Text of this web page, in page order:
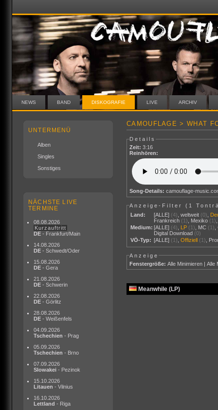
NEWS BAND DISKOGRAFIE LIVE ARCHIV
UNTERMENÜ
Alben
Singles
Sonstiges
NÄCHSTE LIVE
TERMINE
08.08.2026
Kurzauftritt
DE - Frankfurt/Main
14.08.2026
DE - Schwedt/Oder
15.08.2026
DE - Gera
21.08.2026
DE - Schwerin
22.08.2026
DE - Görlitz
28.08.2026
DE - Weißenfels
04.09.2026
Tschechien - Prag
05.09.2026
Tschechien - Brno
07.09.2026
Slowakei - Pezinok
15.10.2026
Litauen - Vilnius
16.10.2026
Lettland - Riga
CAMOUFLAGE > WHAT
Details
Zeit: 3:16
Reinhören:
Song-Details: camouflage-
Anzeige-Filter ( 1
Land:
[ALLE] (4) ,weltweit (0)
Frankreich (1) Mexiko (1)
Medium: [ALLE] (4) LP (1) MC (1) ,
Digital Download (0)
VÖ-Typ: [ALLE] (1) ,Offiziell (1)
Anzeige
Fenstergröße: Alle Minimieren |Alle
Meanwhile (LP)